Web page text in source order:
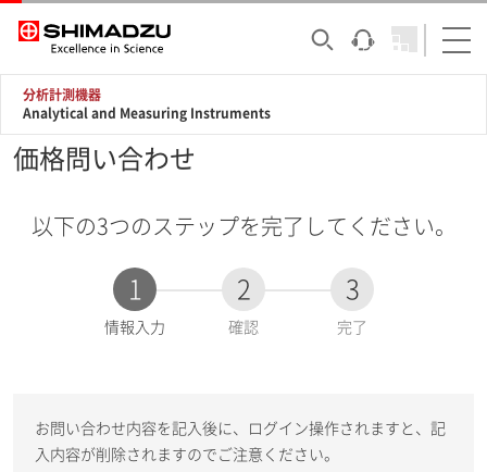
分析計測機器
Analytical and Measuring Instruments
価格問い合わせ
以下の3つのステップを完了してください。
1
現
情報入力
2
確認
3
完了
お問い合わせ内容を記入後に、ログイン操作されますと、記
入内容が削除されますのでご注意ください。